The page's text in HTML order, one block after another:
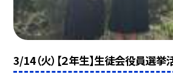
3/14（火）【２年生】生徒会役員選挙